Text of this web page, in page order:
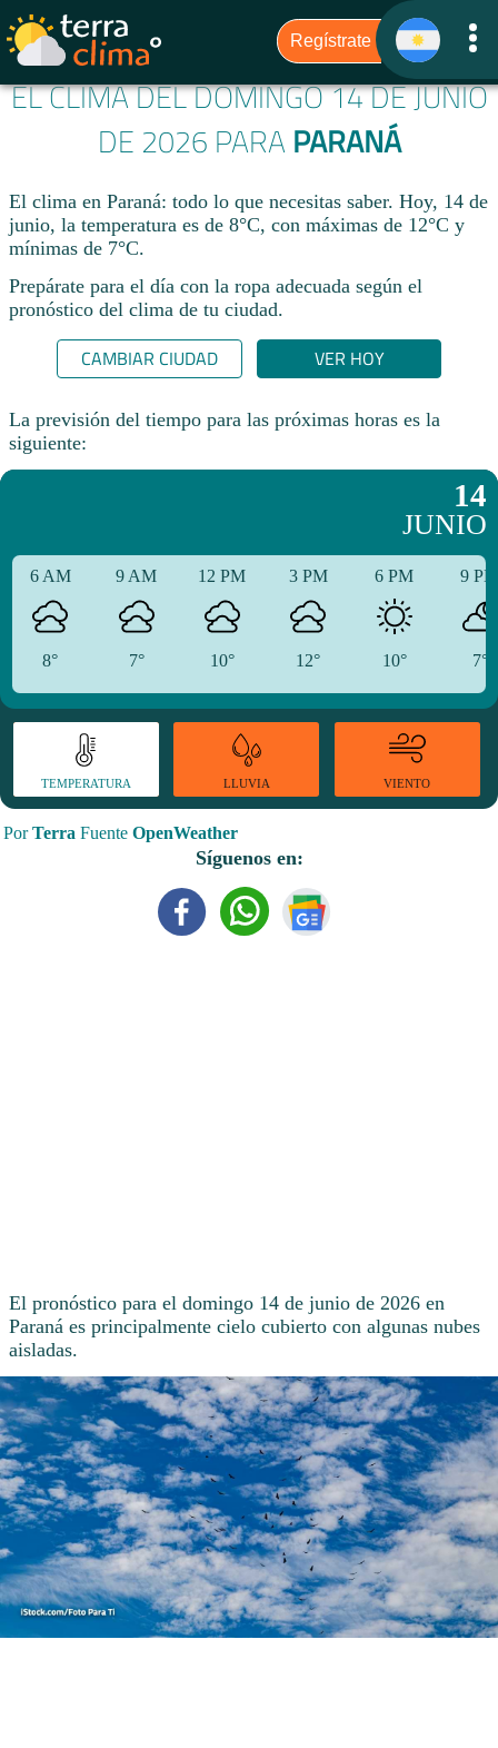
EL CLIMA DEL DOMINGO 14 DE JUNIO
DE 2026 PARA PARANÁ
El clima en Paraná: todo lo que necesitas saber. Hoy, 14 de
junio, la temperatura es de 8°C, con máximas de 12°C y
mínimas de 7°C.
Prepárate para el día con la ropa adecuada según el
pronóstico del clima de tu ciudad.​
CAMBIAR CIUDAD VER HOY
La previsión del tiempo para las próximas horas es la
siguiente:
14
JUNIO
6 AM
8°
9 AM
7°
12 PM
10°
3 PM
12°
6 PM
10°
9
7°
TEMPERATURA LLUVIA VIENTO
PorTerra Fuente OpenWeather
Síguenos en:
El pronóstico para el domingo 14 de junio de 2026 en
Paraná es principalmente cielo cubierto con algunas nubes
aisladas.